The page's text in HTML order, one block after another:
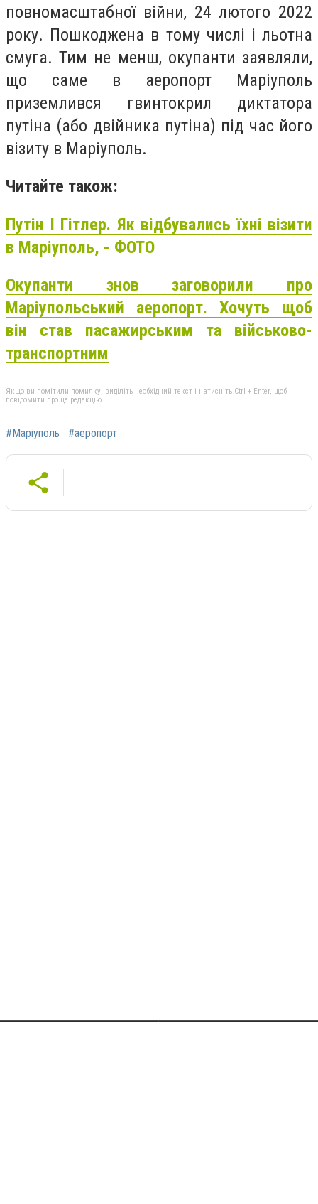
повномасштабної війни, 24 лютого 2022
року. Пошкоджена в тому числі і льотна
смуга. Тим не менш, окупанти заявляли,
що саме в аеропорт Маріуполь
приземлився гвинтокрил диктатора
путіна (або двійника путіна) під час його
візиту в Маріуполь.
Читайте також:
Путін І Гітлер. Як відбувались їхні візити
в Маріуполь, - ФОТО
Окупанти знов заговорили про
Маріупольський аеропорт. Хочуть щоб
він став пасажирським та військово-
транспортним
Якщо ви помітили помилку, виділіть необхідний текст і натисніть Ctrl + Enter, щоб
повідомити про це редакцію
#Маріуполь #аеропорт